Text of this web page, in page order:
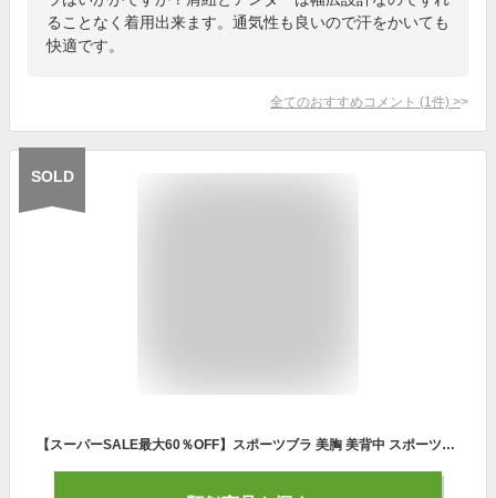
ることなく着用出来ます。通気性も良いので汗をかいても
快適です。
全てのおすすめコメント (1 件) >
SOLD
【スーパーSALE最大60％OFF】スポーツブラ 美胸 美背中 スポーツブラ 揺れない ヨガブラ 速乾 伸張 揺れないブラ スポブラ フィットネスブラ フィットネスウェア スポーツウェア スポーツウエア スポーツインナー ランニングブラ ヨガウェア ヨガウエア 強力